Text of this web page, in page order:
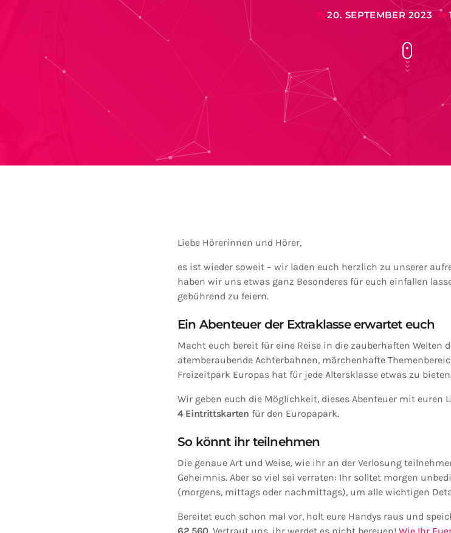
today 20. SEPTEMBER 2023
Liebe Hörerinnen und Hörer,
es ist wieder soweit – wir laden euch herzlich zu unserer
haben wir uns etwas ganz Besonderes für euch einfallen
gebührend zu feiern.
Ein Abenteuer der Extraklasse erwartet euch
Macht euch bereit für eine Reise in die zauberhaften Welten
atemberaubende Achterbahnen, märchenhafte
Freizeitpark Europas hat für jede Altersklasse etwas zu bieten.
Wir geben euch die Möglichkeit, dieses Abenteuer mit euren
4 Eintrittskarten für den Europapark.
So könnt ihr teilnehmen
Die genaue Art und Weise, wie ihr an der Verlosung
Geheimnis. Aber so viel sei verraten: Ihr solltet morgen
(morgens, mittags oder nachmittags), um alle wichtigen
Bereitet euch schon mal vor, holt eure Handys raus und
62 560. Vertraut uns, ihr werdet es nicht bereuen!Wie Ihr